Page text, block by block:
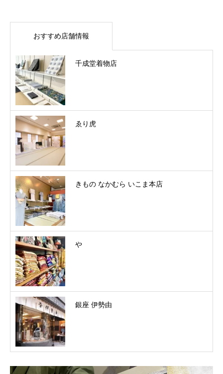
おすすめ店舗情報
千成堂着物店
ゑり虎
きもの なかむら いこま本店
やゝ
銀座 伊勢由